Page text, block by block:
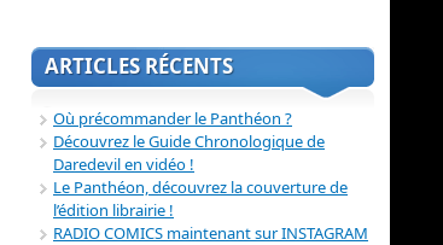
ARTICLES RÉCENTS
Où précommander le Panthéon ?
Découvrez le Guide Chronologique de
Daredevil en vidéo !
Le Panthéon, découvrez la couverture de
l’édition librairie !
RADIO COMICS maintenant sur INSTAGRAM